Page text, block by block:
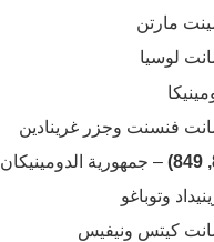
مارتن
لوسيا
فنسنت وجزر غرينادين
– جمهورية الدومينيكان
وتوباغو
كيتس ونيفيس